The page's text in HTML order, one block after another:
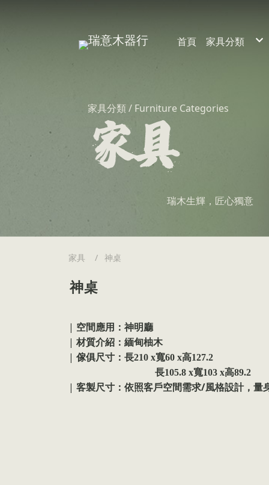
首頁 家具分類
家具分類 / Furniture Categories
瑞木生輝，匠心獨意
神桌
| 空間應用：神明廳
| 材質介紹：緬甸柚木
| 傢俱尺寸： 長210 x寬60 x高127.2
長105.8 x寬103 x高89.2
| 客製尺寸：依照客戶空間需求/風格設計，量
家具 神桌